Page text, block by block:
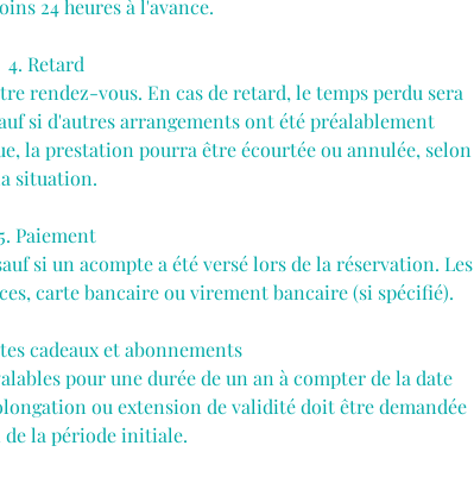
24 heures à l'avance.
4. Retard
rendez-vous. En cas de retard, le temps perdu sera
si d'autres arrangements ont été préalablement
la prestation pourra être écourtée ou annulée, selon
situation.
5. Paiement
si un acompte a été versé lors de la réservation. Les
carte bancaire ou virement bancaire (si spécifié).
cadeaux et abonnements
pour une durée de un an à compter de la date
ou extension de validité doit être demandée
la période initiale.